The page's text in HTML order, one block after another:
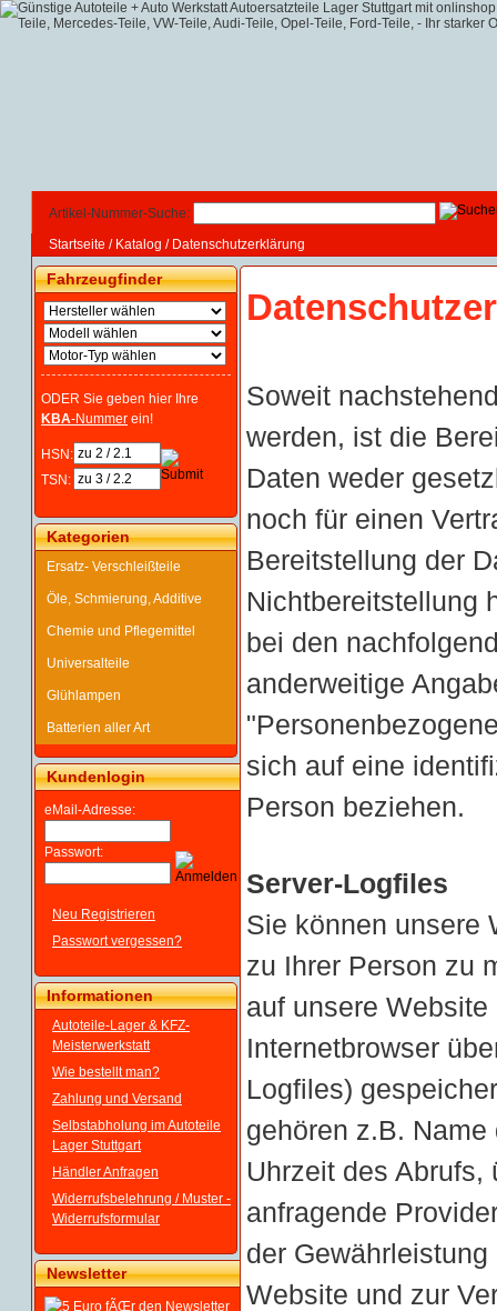
Artikel-Nummer-Suche:
Startseite / Katalog / Datenschutzerklärung
Fahrzeugfinder
ODER Sie geben hier Ihre
KBA-Nummer ein!
HSN:
TSN:
Kategorien
Ersatz- Verschleißteile
Öle, Schmierung, Additive
Chemie und Pflegemittel
Universalteile
Glühlampen
Batterien aller Art
Kundenlogin
eMail-Adresse:
Passwort:
Neu Registrieren
Passwort vergessen?
Informationen
Autoteile-Lager & KFZ-
Meisterwerkstatt
Wie bestellt man?
Zahlung und Versand
Selbstabholung im Autoteile
Lager Stuttgart
Händler Anfragen
Widerrufsbelehrung / Muster -
Widerrufsformular
Newsletter
Soweit
werden, ist die
Daten weder
noch für einen
Bereitstellung der
Nichtbereitstellung
bei den
anderweitige
sich auf eine
Person beziehen.
Server-Logfiles
Sie können unsere
zu Ihrer Person zu
auf unsere
Internetbrowser
Logfiles)
gehören z.B.
Uhrzeit des Abrufs,
anfragende
der
Website und zur